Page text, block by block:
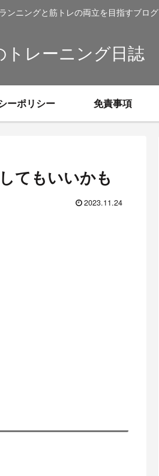
ンニングと筋トレの両立を目指すブログ
レーニング日誌
ーポリシー 免責事項
てもいいかも
2023.11.24